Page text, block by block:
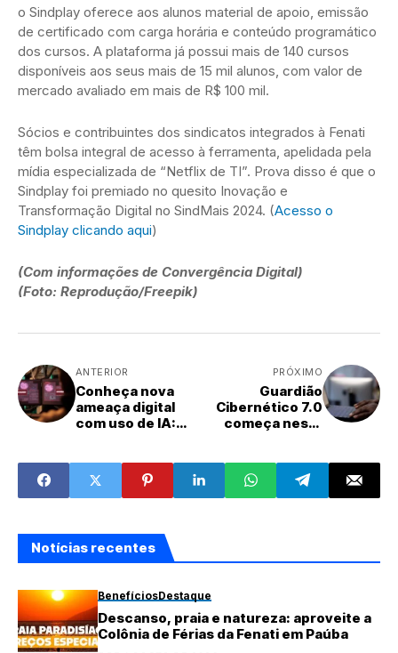
o Sindplay oferece aos alunos material de apoio, emissão
de certificado com carga horária e conteúdo programático
dos cursos. A plataforma já possui mais de 140 cursos
disponíveis aos seus mais de 15 mil alunos, com valor de
mercado avaliado em mais de R$ 100 mil.
Sócios e contribuintes dos sindicatos integrados à Fenati
têm bolsa integral de acesso à ferramenta, apelidada pela
mídia especializada de “Netflix de TI”. Prova disso é que o
Sindplay foi premiado no quesito Inovação e
Transformação Digital no SindMais 2024. (Acesso o
Sindplay clicando aqui)
(Com informações de Convergência Digital)
(Foto: Reprodução/Freepik)
ANTERIOR
Conheça nova
ameaça digital
com uso de IA:
PRÓXIMO
Guardião
Cibernético 7.0
começa nesta
Notícias recentes
BenefíciosDestaque
Descanso, praia e natureza: aproveite a
Colônia de Férias da Fenati em Paúba